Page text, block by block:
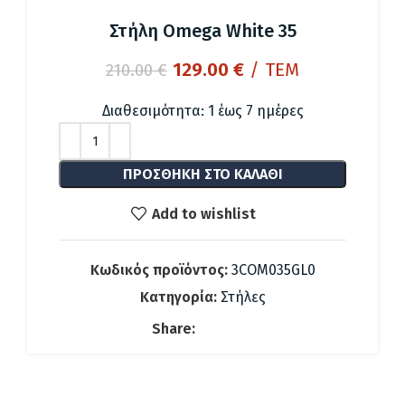
Στήλη Omega White 35
210.00€ Original
was:
129.00 €Η
τιμή
129.00 €.
/ ΤΕΜ
Διαθεσιμότητα: 1 έως 7 ημέρες
ΠΡΟΣΘΉΚΗ ΣΤΟ ΚΑΛΆΘΙ
Add to wishlist
Κωδικός προϊόντος: 3COM035GL0
Κατηγορία: Στήλες
Share: